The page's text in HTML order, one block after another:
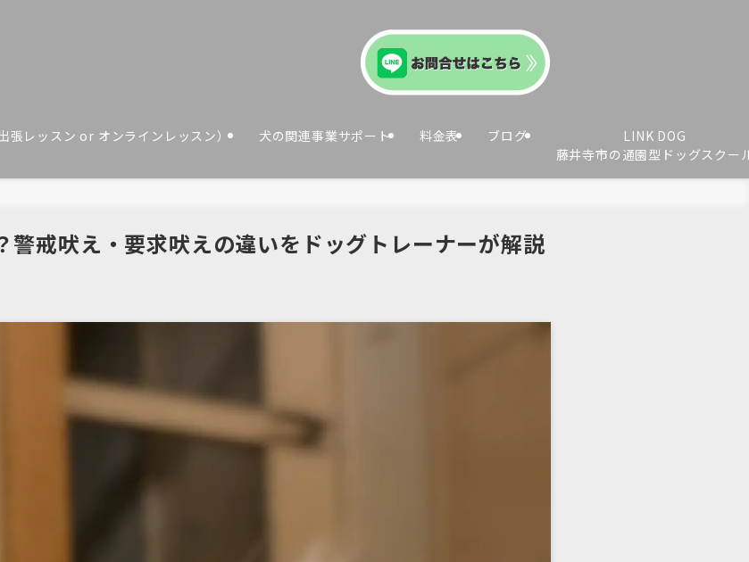
張レッスン or オンラインレッスン） 犬の関連事業サポート 料金表 ブログ
LINK DOG
藤井寺市の通園型ドッグスクー
警戒吠え・要求吠えの違いをドッグトレーナーが解説